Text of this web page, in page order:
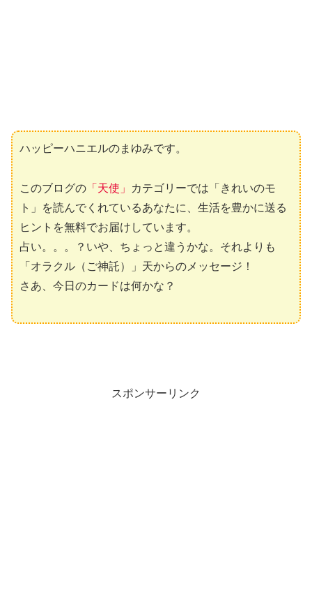
ハッピーハニエルのまゆみです。
このブログの 「天使」
カテゴリーでは「きれいのモ
ト」を読んでくれているあなたに、生活を豊かに送る
ヒントを無料でお届けしています。
占い。。。？いや、ちょっと違うかな。それよりも
「オラクル（ご神託）」天からのメッセージ！
さあ、今日のカードは何かな？
スポンサーリンク